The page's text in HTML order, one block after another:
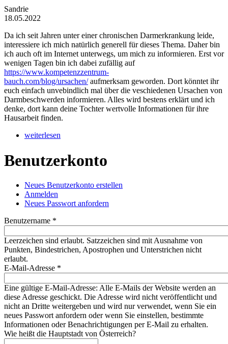
Sandrie
18.05.2022
Da ich seit Jahren unter einer chronischen Darmerkrankung leide,
interessiere ich mich natürlich generell für dieses Thema. Daher bin
ich auch oft im Internet unterwegs, um mich zu informieren. Erst vor
wenigen Tagen bin ich dabei zufällig auf
https://www.kompetenzzentrum-
bauch.com/blog/ursachen/aufmerksam geworden. Dort könntet ihr
euch einfach unvebindlich mal über die veschiedenen Ursachen von
Darmbeschwerden informieren. Alles wird bestens erklärt und ich
denke, dort kann deine Tochter wertvolle Informationen für ihre
Hausarbeit finden.
weiterlesen
Benutzerkonto
Haupt-Reiter
Neues Benutzerkonto erstellen
Anmelden
Neues Passwort anfordern
Benutzername *
Leerzeichen sind erlaubt. Satzzeichen sind mit Ausnahme von
Punkten, Bindestrichen, Apostrophen und Unterstrichen nicht
erlaubt.
E-Mail-Adresse *
Eine gültige E-Mail-Adresse: Alle E-Mails der Website werden an
diese Adresse geschickt. Die Adresse wird nicht veröffentlicht und
nicht an Dritte weitergeben und wird nur verwendet, wenn Sie ein
neues Passwort anfordern oder wenn Sie einstellen, bestimmte
Informationen oder Benachrichtigungen per E-Mail zu erhalten.
Wie heißt die Hauptstadt von Österreich?